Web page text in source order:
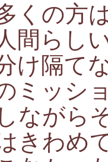
くの方
間らし
け隔て
ミッシ
ながら
きわめ